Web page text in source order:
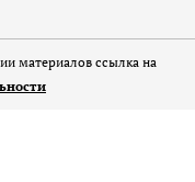
материалов ссылка на